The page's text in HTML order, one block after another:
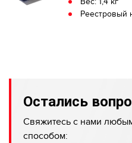
Реестровый
Остались
Свяжитесь с нами
способом: